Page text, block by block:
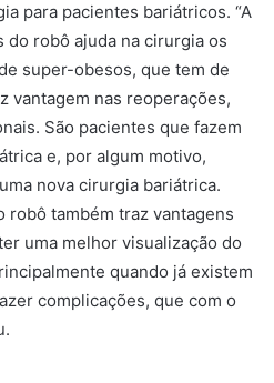
para pacientes bariátricos. “A
robô ajuda na cirurgia os
super-obesos, que tem de
vantagem nas reoperações,
São pacientes que fazem
e, por algum motivo,
nova cirurgia bariátrica.
robô também traz vantagens
uma melhor visualização do
quando já existem
complicações, que com o